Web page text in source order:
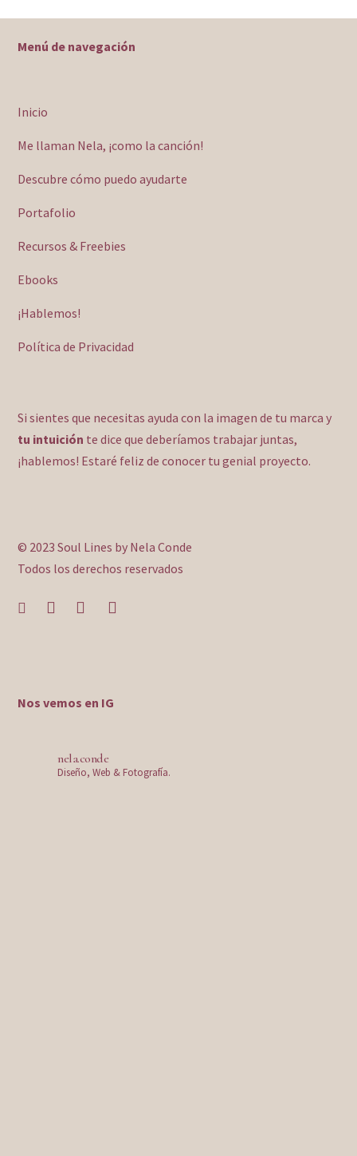
Menú de navegación
Inicio
Me llaman Nela, ¡como la canción!
Descubre cómo puedo ayudarte
Portafolio
Recursos & Freebies
Ebooks
¡Hablemos!
Política de Privacidad
Si sientes que necesitas ayuda con la imagen de tu marca y
tu intuición te dice que deberíamos trabajar juntas,
¡hablemos! Estaré feliz de conocer tu genial proyecto.
© 2023 Soul Lines by Nela Conde
Todos los derechos reservados
Nos vemos en IG
nela.conde
Diseño, Web & Fotografía.